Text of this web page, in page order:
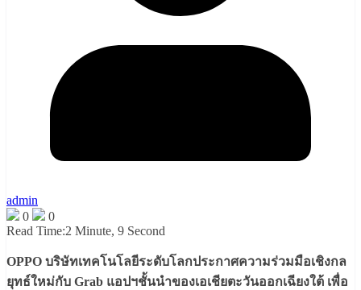
admin
0
0
Read Time:2 Minute, 9 Second
OPPO บริษัทเทคโนโลยีระดับโลกประกาศความร่วมมือเชิงกล
ยุทธ์ใหม่กับ Grab แอปฯชั้นนำของเอเชียตะวันออกเฉียงใต้ เพื่อ